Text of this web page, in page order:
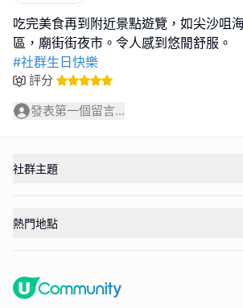
吃完美食再到附近景點遊覽，如尖沙咀
#社群生日快樂
評分
發表第一個留言...
社群主題
熱門地點